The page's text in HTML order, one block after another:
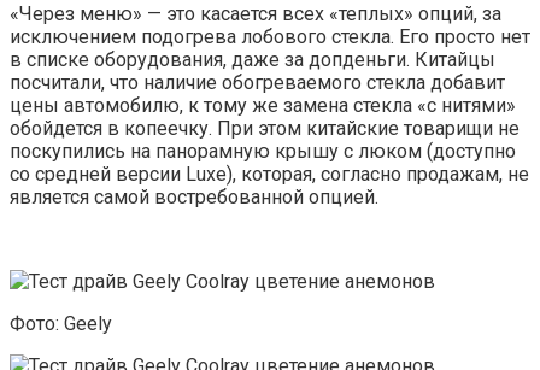
«Через меню» — это касается всех «теплых» опций, за
исключением подогрева лобового стекла. Его просто нет
в списке оборудования, даже за допденьги. Китайцы
посчитали, что наличие обогреваемого стекла добавит
цены автомобилю, к тому же замена стекла «с нитями»
обойдется в копеечку. При этом китайские товарищи не
поскупились на панорамную крышу с люком (доступно
со средней версии Luxe), которая, согласно продажам, не
является самой востребованной опцией.
Фото: Geely